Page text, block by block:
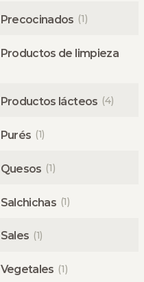
Precocinados (1)
Productos de limpieza
Productos lácteos (4)
Purés (1)
Quesos (1)
Salchichas (1)
Sales (1)
Vegetales (1)